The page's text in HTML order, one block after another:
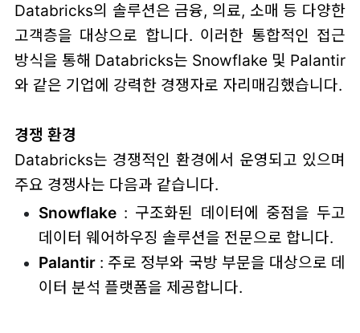
Databricks의 솔루션은 금융, 의료, 소매 등 다양한
고객층을 대상으로 합니다. 이러한 통합적인 접근
방식을 통해 Databricks는 Snowflake 및 Palantir
와 같은 기업에 강력한 경쟁자로 자리매김했습니다.
경쟁 환경
Databricks는 경쟁적인 환경에서 운영되고 있으며
주요 경쟁사는 다음과 같습니다.
Snowflake: 구조화된 데이터에 중점을 두고
데이터 웨어하우징 솔루션을 전문으로 합니다.
Palantir: 주로 정부와 국방 부문을 대상으로 데
이터 분석 플랫폼을 제공합니다.